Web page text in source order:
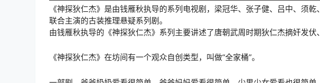
《神探狄仁杰》是由钱雁秋执导的系列电视剧，梁冠华、张子健、吕中、须
联合主演的古装推理悬疑系列剧。
由钱雁秋执导的《神探狄仁杰》系列主要讲述了唐朝武周时期狄仁杰摘奸发伏
《神探狄仁杰》在坊间有一个观众自创类型，叫做“全家桶”。